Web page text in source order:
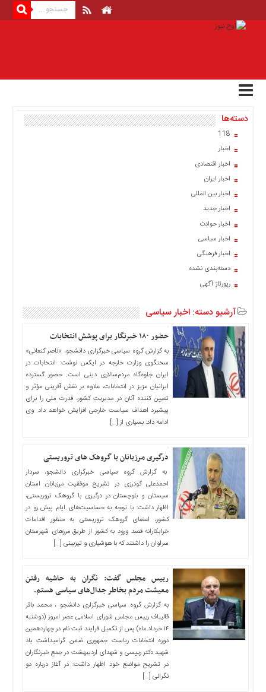
صفحه
اصلی
اخبار
اقتصادی
اقتصادی
سیاسی
اخبار
فرهنگی
منوی
اصلی
صفحه
المللی
اخبار
حوادث
اخبار
سیاسی
دسته‌ها
118
اخبار
اخبار اقتصادی
اخبار ایران
اخبار بین المللی
اخبار جدید
اخبار حوادث
اخبار سیاسی
اخبار فرهنگی
دسته‌بندی نشده
رپورتاژ آگهی
آرشیو دسته: اخبار سیاسی
حضور ۱۸۰ خبرنگار برای پوشش انتخابات
به گزارش گروه سیاسی خبرگزاری دانشجو، «ناصر کنعانی»
سخنگوی وزارت خارجه در ایکس نوشت: انتخابات در
ایران جلوه‌گاه مردم‌سالاری دینی است. حضور گسترده
ایرانیان عزیز در انتخابات، علاوه بر نقش آفرینی مؤثر و
تعیین کننده آنان در مدیریت کشور، قدرت ملی را برای
پیشبرد اهداف سیاست خارجی افزایش خواهد داد. وی
ادامه داد: بسیاری از […]
درگیری مرزبانان با گروهک های تروریستی
به گزارش گروه سیاسی خبرگزاری دانشجو، سردار
احمدعلی گودرزی در تشریح موفقیت مرزبانان استان
سیستان و بلوچستان در درگیری با گروهک تروریستی،
اظهار داشت: با توجه به حساسیت‌های ایام پیش رو در
کشور، اعضای گروهک تروریستی به منظور اقدامات
خرابکارانه قصد ورود به کشور از طریق مرز‌های شهرستان
سراوان را داشتند که با هوشیاری و تیزبینی […]
رییس مجلس گفت: نگران به حاشیه رفتن
معیشت مردم بخاطر جدال‌های سیاسی هستم.
به گزارش گروه سیاسی خبرگزاری دانشجو ، محمد باقر
قالیباف رییس مجلس شورای اسلامی عصر امروز (دوشنبه
۱۴ خرداد ماه) پس از تکمیل فرایند ثبت نام در چهاردهمین
دوره انتخابات ریاست جمهوری ضمن گرامیداشت یاد
شهید دکتر رییسی و شهدای اردیبهشت در جمع خبرنگاران
در تشریح مواضع خود اظهار داشت: در آغاز درباره دو
نگرانی […]